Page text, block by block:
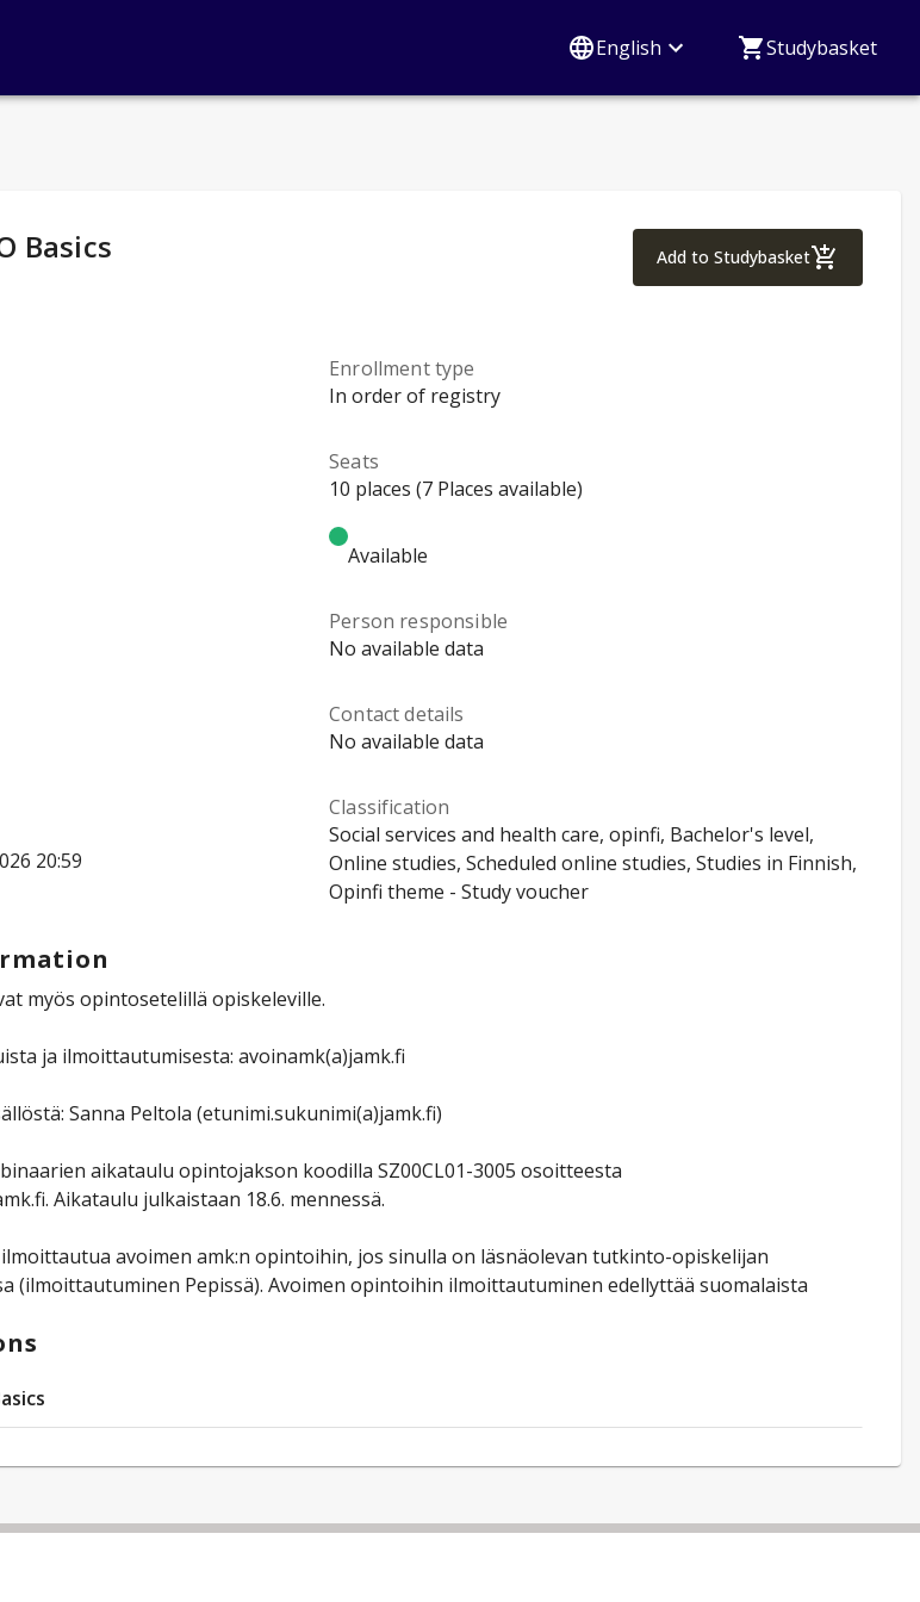
English Studybasket
Basics Add to StudybasketGreen Care PRO
20:59
Enrollment type
In order of registry
Seats
10 places (7 Places available)
Available
Person responsible
No available data
Contact details
No available data
Classification
Social services and health care, opinfi, Bachelor's level,
Online studies, Scheduled online studies, Studies in Finnish,
Opinfi theme - Study voucher
myös opintosetelillä opiskeleville.
ja ilmoittautumisesta: avoinamk(a)jamk.fi
Sanna Peltola (etunimi.sukunimi(a)jamk.fi)
aikataulu opintojakson koodilla SZ00CL01-3005 osoitteesta
Aikataulu julkaistaan 18.6. mennessä.
avoimen amk:n opintoihin, jos sinulla on läsnäolevan tutkinto-opiskelijan
(ilmoittautuminen Pepissä). Avoimen opintoihin ilmoittautuminen edellyttää suomalaista